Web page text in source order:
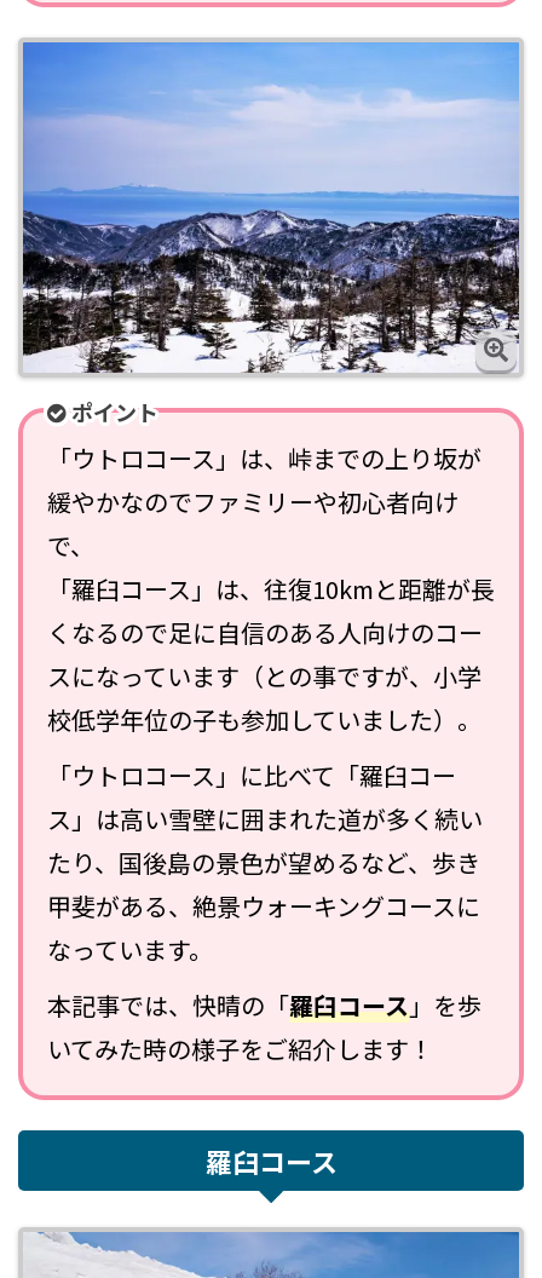
ポイント
「ウトロコース」は、峠までの上り坂が
緩やかなのでファミリーや初心者向け
で、
「羅臼コース」は、往復10kmと距離が長
くなるので足に自信のある人向けのコー
スになっています（との事ですが、小学
校低学年位の子も参加していました）。
「ウトロコース」に比べて「羅臼コー
ス」は高い雪壁に囲まれた道が多く続い
たり、国後島の景色が望めるなど、歩き
甲斐がある、絶景ウォーキングコースに
なっています。
本記事では、快晴の「羅臼コース」を歩
いてみた時の様子をご紹介します！
羅臼コース